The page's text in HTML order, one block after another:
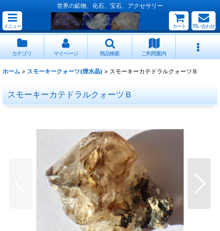
世界の鉱物、化石、宝石、アクセサリー
メニュー カート 問い合わせ
カテゴリ マイページ 商品検索 ご利用案内
ホーム > スモーキークォーツ(煙水晶) > スモーキーカテドラルクォーツＢ
スモーキーカテドラルクォーツＢ